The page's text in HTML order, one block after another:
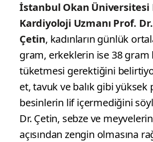
İstanbul Okan Üniversitesi
Kardiyoloji Uzmanı Prof.
Çetin, kadınların günlük
gram, erkeklerin ise 38 gram
tüketmesi gerektiğini
et, tavuk ve balık gibi yüksek
besinlerin lif içermediğini
Dr. Çetin, sebze ve
açısından zengin olmasına